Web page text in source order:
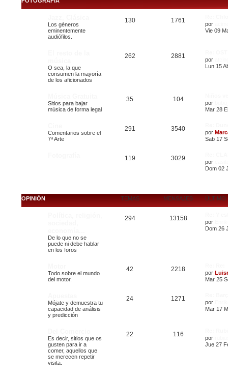
Los géneros
eminentemente
audiófilos.
130 1761
por
Vie 09
O sea, la que
consumen la mayoría
de los aficionados
262 2881
por
Lun 15
Sitios para bajar
música de forma legal
35 104
por
Mar 28
Comentarios sobre el
7ª Arte
291 3540
por
Sab 17
119 3029
por
Dom 02
OPINIÓN TEMAS MENSAJES ÚLTIMO
De lo que no se
puede ni debe hablar
en los foros
294 13158
por
Dom 26
Todo sobre el mundo
del motor.
42 2218
por
Mar 25
Mójate y demuestra tu
capacidad de análisis
y predicción
24 1271
por
Mar 17
Es decir, sitios que os
gusten para ir a
comer, aquellos que
se merecen repetir
visita.
22 116
por
Jue 27